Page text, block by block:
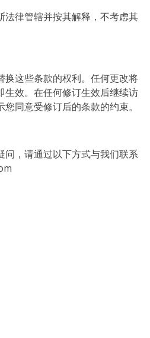
法律管辖并按其解释，不考虑其
换这些条款的权利。任何更改将
生效。在任何修订生效后继续访
同意受修订后的条款的约束。
问，请通过以下方式与我们联系